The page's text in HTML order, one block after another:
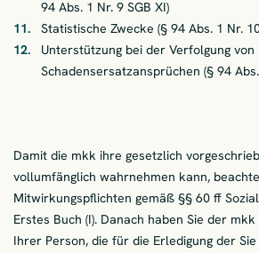
94 Abs. 1 Nr. 9 SGB XI)
Statistische Zwecke (§ 94 Abs. 1 Nr.
Unterstützung bei der Verfolgung von
Schadensersatzansprüchen (§ 94
Damit die mkk ihre gesetzlich
vollumfänglich wahrnehmen kann,
Mitwirkungspflichten gemäß §§ 60 ff
Erstes Buch (I). Danach haben Sie der
Ihrer Person, die für die Erledigung der